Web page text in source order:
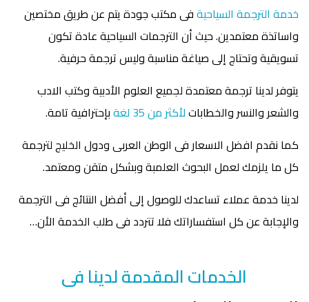
خدمة الترجمة السياحيةفى مكتب جودة يتم عن طريق مختصين
واساتذة معتمدين. حيث أن الترجمات السياحية عادة تكون
تسويقية وتحتاج إلى صياغة مناسبة وليس ترجمة حرفية.
يتوفر لدينا ترجمة معتمدة لجميع العلوم الأدبية وكتب الادب
والشعر والنسر والخطاباتلأكثر من 35 لغة
بإحترافية تامة.
كما نقدم افضل الاسعار فى الوطن العربى ودول الخليج لترجمة
كل ما يلزمك لعمل البحوث العلمبة وبشكل متقن ومعتمد.
لدينا خدمة عملاء تساعدك للوصول إلى أفضل النتائج فى الترجمة
والإجابة عن كل استفساراتك فلا تتردد فى طلب الخدمة الأن…
الخدمات المقدمة لدينا فى